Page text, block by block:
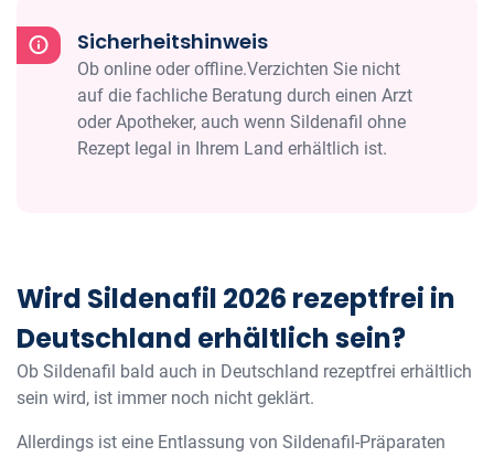
Sicherheitshinweis
Ob online oder offline.Verzichten Sie nicht
auf die fachliche Beratung durch einen Arzt
oder Apotheker, auch wenn Sildenafil ohne
Rezept legal in Ihrem Land erhältlich ist.
Wird Sildenafil 2026 rezeptfrei in
Deutschland erhältlich sein?
Ob Sildenafil bald auch in Deutschland rezeptfrei erhältlich
sein wird, ist immer noch nicht geklärt.
Allerdings ist eine Entlassung von Sildenafil-Präparaten